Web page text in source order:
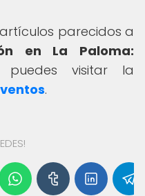
parecidos a
en La Paloma:
puedes visitar la
.